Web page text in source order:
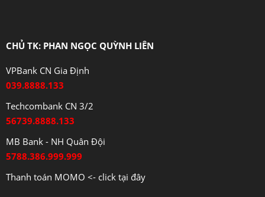
CHỦ TK: PHAN NGỌC QUỲNH LIÊN
VPBank CN Gia Định
039.8888.133
Techcombank CN 3/2
56739.8888.133
MB Bank - NH Quân Đội
5788.386.999.999
Thanh toán MOMO <- click tại đây